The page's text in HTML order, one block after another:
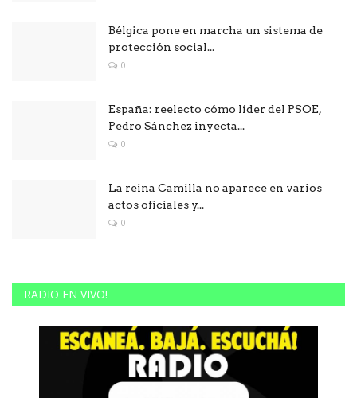
Bélgica pone en marcha un sistema de
protección social...
0
España: reelecto cómo líder del PSOE,
Pedro Sánchez inyecta...
0
La reina Camilla no aparece en varios
actos oficiales y...
0
RADIO EN VIVO!